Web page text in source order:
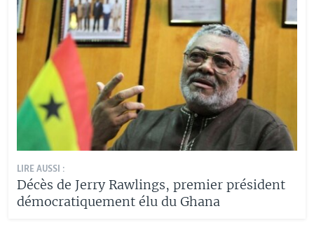
LIRE AUSSI :
Décès de Jerry Rawlings, premier président
démocratiquement élu du Ghana